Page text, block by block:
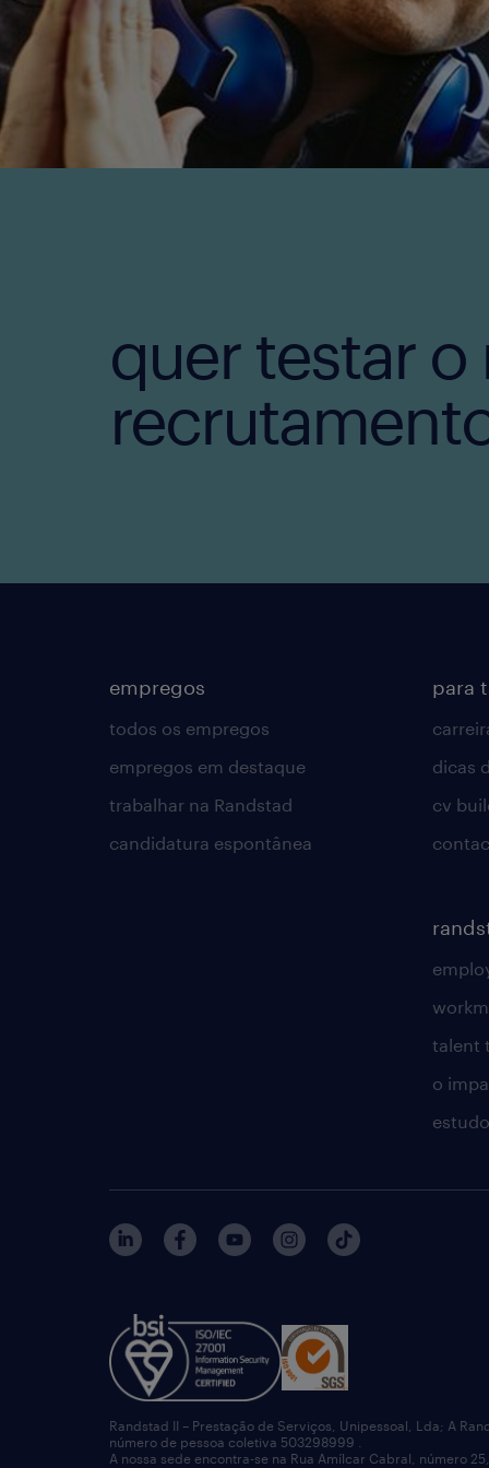
quer testar o
empregos
todos os empregos
empregos em destaque
trabalhar na Randstad
candidatura espontânea
para
dicas
cv
talent
o
Randstad II – Prestação de Serviços, Unipessoal, Lda; A
número de pessoa coletiva 503298999 .
A nossa sede encontra-se na Rua Amílcar Cabral, número